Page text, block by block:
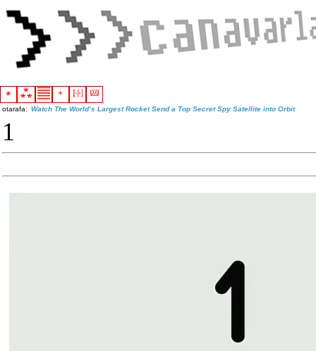
otarafa: Watch The World’s Largest Rocket Send a Top Secret Spy Satellite into Orbit
1